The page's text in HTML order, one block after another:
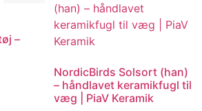
–
NordicBirds Solsort (han)
– håndlavet keramikfugl til
væg | PiaV Keramik